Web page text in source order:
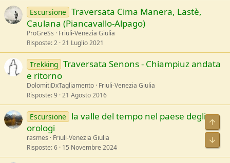
Escursione Traversata Cima Manera, Lastè,
Caulana (Piancavallo-Alpago)
ProGreSs
Friuli-Venezia Giulia
Risposte 2 21 Luglio 2021
Trekking Traversata Senons - Chiampiuz andata
e ritorno
DolomitiDxTagliamento Friuli-Venezia Giulia
Risposte 9 21 Agosto 2016
Escursione
la valle del tempo nel paese degli
orologi
rasmes
Friuli-Venezia Giulia
Risposte 6 15 Novembre 2024